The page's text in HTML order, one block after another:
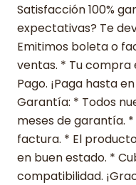
Satisfacción 100%
expectativas? Te
Emitimos boleta o
ventas. * Tu
Pago. ¡Paga hasta
Garantía: * Todos
meses de garantía.
factura. * El
en buen estado. *
compatibilidad.